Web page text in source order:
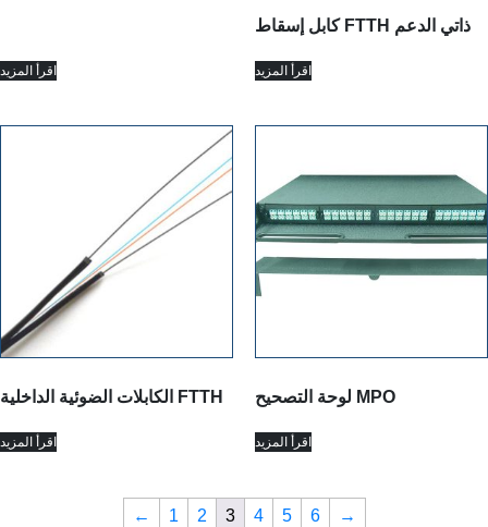
اقرأ المزيد اقرأ المزيد
الكابلات الضوئية الداخلية FTTH
اقرأ المزيد
لوحة التصحيح MPO
اقرأ المزيد
← 1 2 3 4 5 6 →